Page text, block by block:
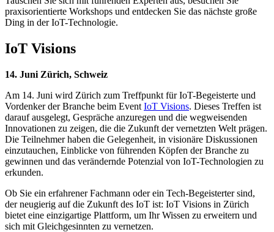
praxisorientierte Workshops und entdecken Sie das nächste große
Ding in der IoT-Technologie.
IoT Visions
14. Juni Zürich, Schweiz
Am 14. Juni wird Zürich zum Treffpunkt für IoT-Begeisterte und
Vordenker der Branche beim Event IoT Visions. Dieses Treffen ist
darauf ausgelegt, Gespräche anzuregen und die wegweisenden
Innovationen zu zeigen, die die Zukunft der vernetzten Welt prägen.
Die Teilnehmer haben die Gelegenheit, in visionäre Diskussionen
einzutauchen, Einblicke von führenden Köpfen der Branche zu
gewinnen und das verändernde Potenzial von IoT-Technologien zu
erkunden.
Ob Sie ein erfahrener Fachmann oder ein Tech-Begeisterter sind,
der neugierig auf die Zukunft des IoT ist: IoT Visions in Zürich
bietet eine einzigartige Plattform, um Ihr Wissen zu erweitern und
sich mit Gleichgesinnten zu vernetzen.